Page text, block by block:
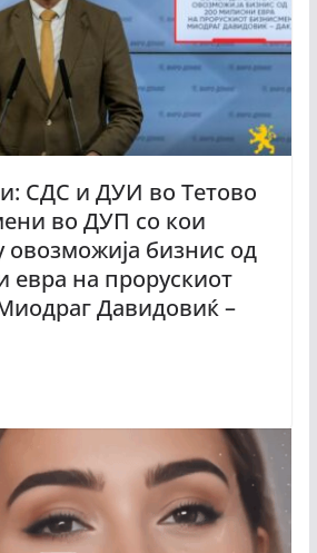
СДС и ДУИ во Тетово
во ДУП со кои
овозможија бизнис од
евра на прорускиот
Давидовиќ –